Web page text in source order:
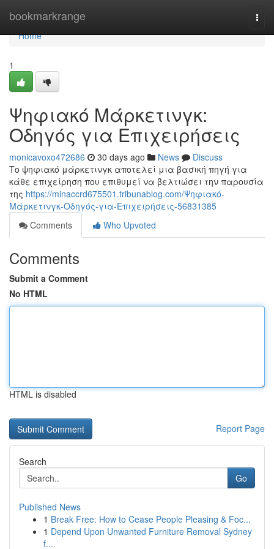
bookmarkrange
Home
Home
1
Ψηφιακό Μάρκετινγκ:
Οδηγός για Επιχειρήσεις
monicavoxo472686 30 days ago News
Discuss
Το ψηφιακό μάρκετινγκ αποτελεί μια βασική πηγή για
κάθε επιχείρηση που επιθυμεί να βελτιώσει την παρουσία
της https://minaccrd675501.tribunablog.com/Ψηφιακό-
Μάρκετινγκ-Οδηγός-για-Επιχειρήσεις-56831385
Comments
Who Upvoted
Comments
Submit a Comment
No HTML
HTML is disabled
Report Page
Search
Go
Published News
1 Break Free: How to Cease People Pleasing & Foc...
1 Depend Upon Unwanted Furniture Removal Sydney
f...